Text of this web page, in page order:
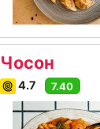
Чосон
4.7 7.40